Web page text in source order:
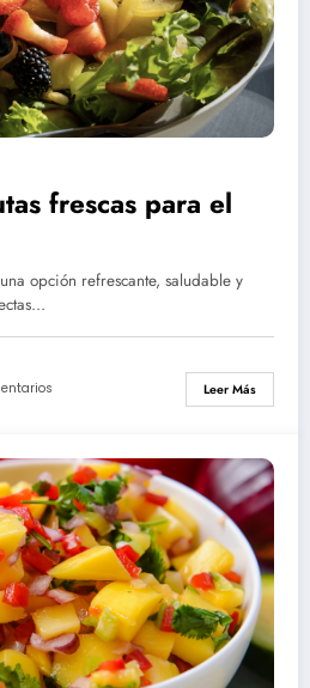
frescas para el
opción refrescante, saludable y
Leer Más